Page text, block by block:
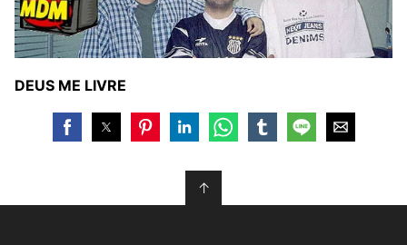
DEUS ME LIVRE
↑